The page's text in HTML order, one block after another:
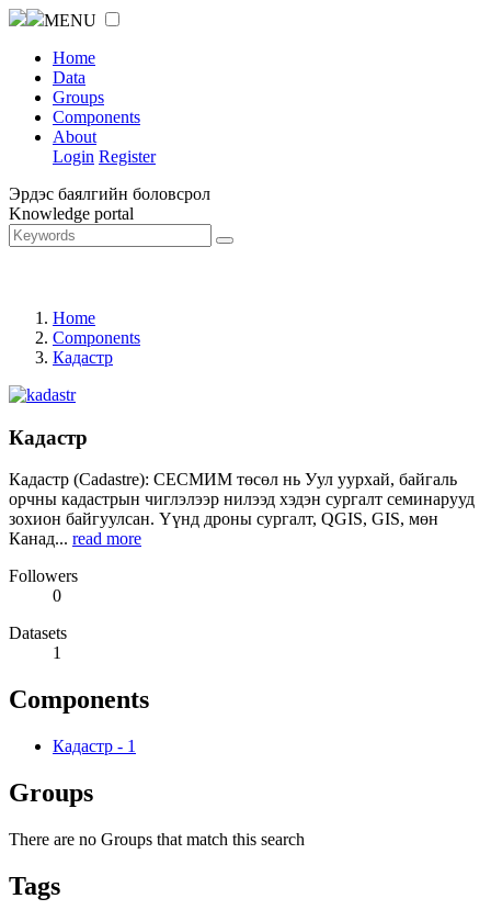
MENU
Home
Data
Groups
Components
About
Login Register
Эрдэс баялгийн боловсрол
Knowledge portal
Home
Components
Кадастр
Кадастр
Кадастр (Cadastre): СЕСМИМ төсөл нь Уул уурхай, байгаль
орчны кадастрын чиглэлээр нилээд хэдэн сургалт семинарууд
зохион байгуулсан. Үүнд дроны сургалт, QGIS, GIS, мөн
Канад... read more
Followers
0
Datasets
1
Components
Кадастр - 1
Groups
There are no Groups that match this search
Tags